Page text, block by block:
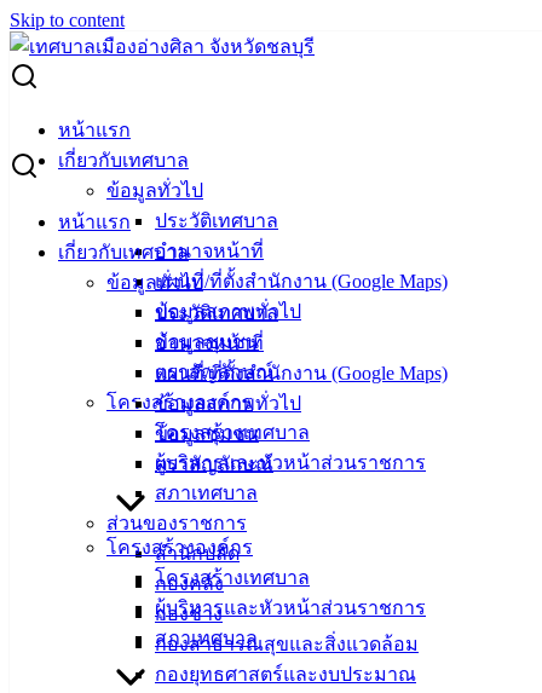
Skip to content
หน้าแรก
เกี่ยวกับเทศบาล
ข้อมูลทั่วไป
ประวัติเทศบาล
อำนาจหน้าที่
แผนที่/ที่ตั้งสำนักงาน (Google Maps)
ข้อมูลสภาพทั่วไป
ข้อมูลชุมชน
ตราสัญลักษณ์
โครงสร้างองค์กร
โครงสร้างเทศบาล
ผู้บริหารและหัวหน้าส่วนราชการ
สภาเทศบาล
ส่วนของราชการ
สำนักปลัด
กองคลัง
กองช่าง
กองสาธารณสุขและสิ่งแวดล้อม
กองยุทธศาสตร์และงบประมาณ
หน้าแรก
เกี่ยวกับเทศบาล
ข้อมูลทั่วไป
ประวัติเทศบาล
อำนาจหน้าที่
แผนที่/ที่ตั้งสำนักงาน (Google Maps)
ข้อมูลสภาพทั่วไป
ข้อมูลชุมชน
ตราสัญลักษณ์
โครงสร้างองค์กร
โครงสร้างเทศบาล
ผู้บริหารและหัวหน้าส่วนราชการ
สภาเทศบาล
Search for:
ประกาศผู้อำนวยการการเลือกตั้งประจำองค์เทศบาลเมืองอ่าง
ศิลา เรื่อง กำหนดหน่วยเลือกตั้งและที่เลือกตั้ง สมาชิกสภา
เทศบาลและนายกเทศมนตรีเมืองอ่างศิลา
ประกาศผู้อำนวยการการเลือกตั้งประจำ
องค์เทศบาลเมืองอ่างศิลา เรื่อง กำหนด
หน่วยเลือกตั้งและที่เลือกตั้ง สมาชิกสภา
เทศบาลและนายกเทศมนตรีเมืองอ่างศิลา
มีนาคม 4, 2021 vichakarn
ข่าวสารน่ารู้
ดาวน์โหลดเอกสารเพิ่มเติมได้ที่นี่ >>